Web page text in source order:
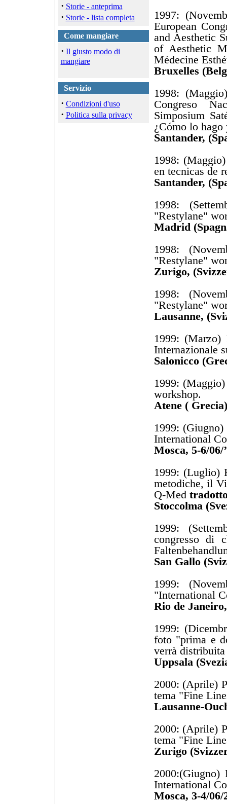
· Storie - anteprima
· Storie - lista completa
Come mangiare
· Il giusto modo di
mangiare
Servizio
· Condizioni d'uso
· Politica sulla privacy
1997:
European
and Aesthetic
of Aesthetic
Médecine
Bruxelles
1998:
Congreso
Simposium
¿Cómo lo hago
Santander,
1998:
en tecnicas de
Santander,
1998:
"Restylane"
Madrid
1998:
"Restylane"
Zurigo,
1998:
"Restylane"
Lausanne,
1999:
Internazionale
Salonicco
1999:
workshop.
Atene (
1999:
International
Mosca, 5-6/06/
1999: (Luglio)
metodiche, il
Q-Med
Stoccolma
1999:
congresso di
San Gallo
1999:
"International
Rio de
1999:
foto "prima e
verrà
Uppsala
2000: (Aprile)
tema "Fine
Lausanne-
2000: (Aprile)
tema "Fine
Zurigo
International
Mosca, 3-4/06/